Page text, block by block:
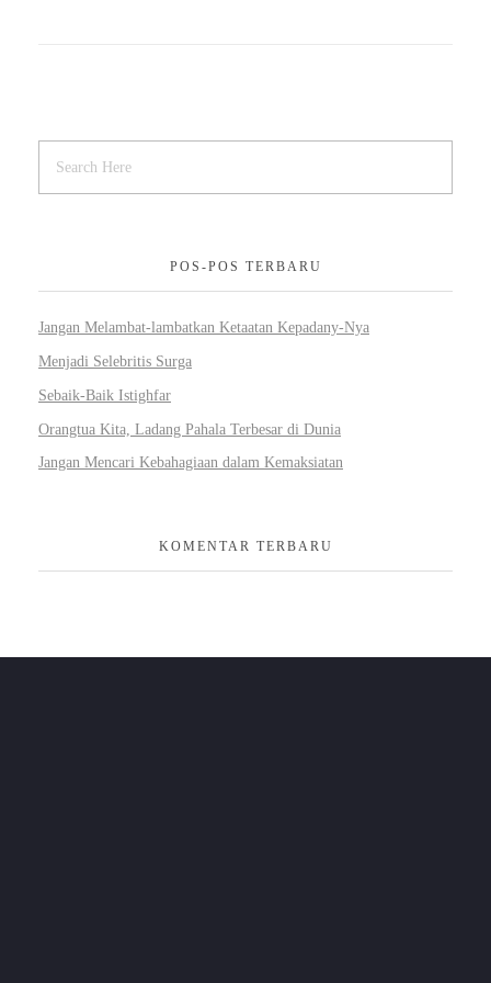
POS-POS TERBARU
Jangan Melambat-lambatkan Ketaatan Kepadany-Nya
Menjadi Selebritis Surga
Sebaik-Baik Istighfar
Orangtua Kita, Ladang Pahala Terbesar di Dunia
Jangan Mencari Kebahagiaan dalam Kemaksiatan
KOMENTAR TERBARU